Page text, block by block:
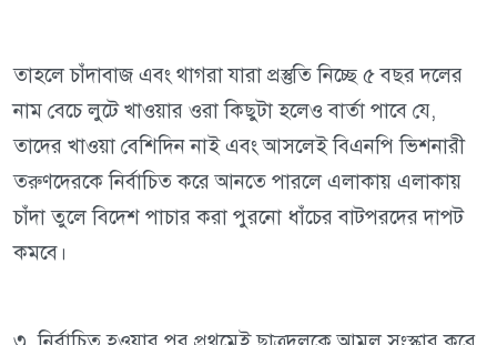
তাহলে চাঁদাবাজ এবং থাগরা যারা প্রস্তুতি নিচ্ছে ৫ বছর দলের
নাম বেচে লুটে খাওয়ার ওরা কিছুটা হলেও বার্তা পাবে যে,
তাদের খাওয়া বেশিদিন নাই এবং আসলেই বিএনপি ভিশনারী
তরুণদেরকে নির্বাচিত করে আনতে পারলে এলাকায় এলাকায়
চাঁদা তুলে বিদেশ পাচার করা পুরনো ধাঁচের বাটপরদের দাপট
কমবে।